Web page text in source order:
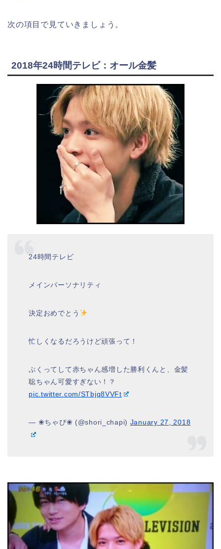
次の項目で見ていきましょう。
2018年24時間テレビ：オール金髪
24時間テレビ
メインパーソナリティ
決定おめでとう
忙しくなるだろうけど頑張って！
ぷくってして赤ちゃん感増した勝利くんと、金髪
聡ちゃん可愛すぎない！？
pic.twitter.com/STbjq8VVFt
— ❀ちゃぴ❀ (@shori_chapi) January 27, 2018